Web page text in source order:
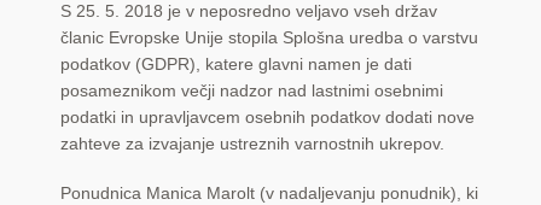
S 25. 5. 2018 je v neposredno veljavo vseh držav
članic Evropske Unije stopila Splošna uredba o varstvu
podatkov (GDPR), katere glavni namen je dati
posameznikom večji nadzor nad lastnimi osebnimi
podatki in upravljavcem osebnih podatkov dodati nove
zahteve za izvajanje ustreznih varnostnih ukrepov.
Ponudnica Manica Marolt (v nadaljevanju ponudnik), ki